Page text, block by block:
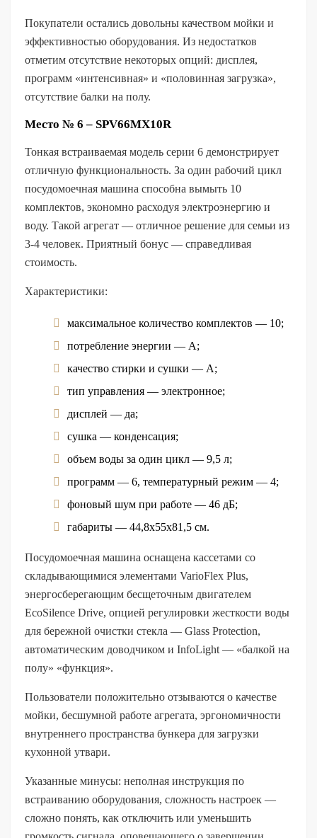
Покупатели остались довольны качеством мойки и
эффективностью оборудования. Из недостатков
отметим отсутствие некоторых опций: дисплея,
программ «интенсивная» и «половинная загрузка»,
отсутствие балки на полу.
Место № 6 – SPV66MX10R
Тонкая встраиваемая модель серии 6 демонстрирует
отличную функциональность. За один рабочий цикл
посудомоечная машина способна вымыть 10
комплектов, экономно расходуя электроэнергию и
воду. Такой агрегат — отличное решение для семьи из
3-4 человек. Приятный бонус — справедливая
стоимость.
Характеристики:
максимальное количество комплектов — 10;
потребление энергии — А;
качество стирки и сушки — А;
тип управления — электронное;
дисплей — да;
сушка — конденсация;
объем воды за один цикл — 9,5 л;
программ — 6, температурный режим — 4;
фоновый шум при работе — 46 дБ;
габариты — 44,8х55х81,5 см.
Посудомоечная машина оснащена кассетами со
складывающимися элементами VarioFlex Plus,
энергосберегающим бесщеточным двигателем
EcoSilence Drive, опцией регулировки жесткости воды
для бережной очистки стекла — Glass Protection,
автоматическим доводчиком и InfoLight — «балкой на
полу» «функция».
Пользователи положительно отзываются о качестве
мойки, бесшумной работе агрегата, эргономичности
внутреннего пространства бункера для загрузки
кухонной утвари.
Указанные минусы: неполная инструкция по
встраиванию оборудования, сложность настроек —
сложно понять, как отключить или уменьшить